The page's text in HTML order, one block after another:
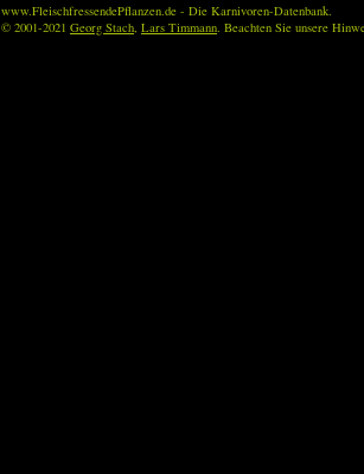
www.FleischfressendePflanzen.de - Die Karnivoren-Datenbank.
© 2001-2021 Georg Stach Lars Timmann . Beachten Sie unsere